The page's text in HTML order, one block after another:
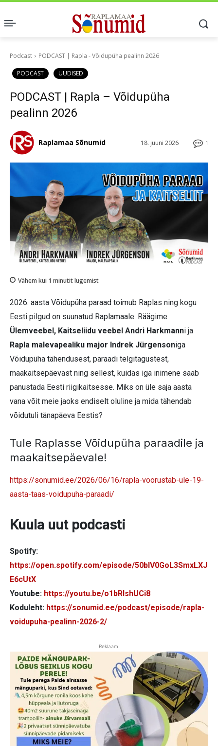
Podcast PODCAST | Rapla - Võidupüha pealinn 2026
PODCAST UUDISED
PODCAST | Rapla – Võidupüha
pealinn 2026
1
18. juuni 2026
Raplamaa Sõnumid
Vähem kui 1 minutit lugemist
2026. aasta Võidupüha paraad toimub Raplas ning kogu
Eesti pilgud on suunatud Raplamaale. Räägime
Ülemveebel, Kaitseliidu veebel Andri Harkmanni ja
Rapla malevapealiku major Indrek Jürgensoniga
Võidupüha tähendusest, paraadi telgitagustest,
maakaitsepäevast ning sellest, kuidas iga inimene saab
panustada Eesti riigikaitsesse. Miks on üle saja aasta
vana võit meie jaoks endiselt oluline ja mida tähendab
võidutuli tänapäeva Eestis?
Tule Raplasse Võidupüha paraadile ja
maakaitsepäevale!
https://sonumid.ee/2026/06/16/rapla-voorustab-ule-19-
aasta-taas-voidupuha-paraadi/
Kuula uut podcasti
Spotify:
https://open.spotify.com/episode/50blV0GoL3SmxLXJ
E6cUtX
Youtube: https://youtu.be/o1bRlshUCi8
Koduleht: https://sonumid.ee/podcast/episode/rapla-
voidupuha-pealinn-2026-2/
Reklaam: